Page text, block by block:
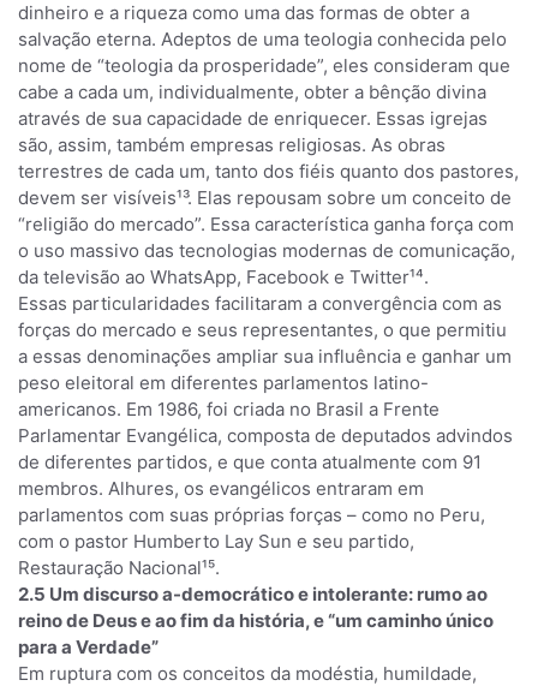
dinheiro e a riqueza como uma das formas de obter a
salvação eterna. Adeptos de uma teologia conhecida pelo
nome de “teologia da prosperidade”, eles consideram que
cabe a cada um, individualmente, obter a bênção divina
através de sua capacidade de enriquecer. Essas igrejas
são, assim, também empresas religiosas. As obras
terrestres de cada um, tanto dos fiéis quanto dos pastores,
devem ser visíveis¹³. Elas repousam sobre um conceito de
“religião do mercado”. Essa característica ganha força com
o uso massivo das tecnologias modernas de comunicação,
da televisão ao WhatsApp, Facebook e Twitter¹⁴.
Essas particularidades facilitaram a convergência com as
forças do mercado e seus representantes, o que permitiu
a essas denominações ampliar sua influência e ganhar um
peso eleitoral em diferentes parlamentos latino-
americanos. Em 1986, foi criada no Brasil a Frente
Parlamentar Evangélica, composta de deputados advindos
de diferentes partidos, e que conta atualmente com 91
membros. Alhures, os evangélicos entraram em
parlamentos com suas próprias forças – como no Peru,
com o pastor Humberto Lay Sun e seu partido,
Restauração Nacional¹⁵.
2.5 Um discurso a-democrático e intolerante: rumo ao
reino de Deus e ao fim da história, e “um caminho único
para a Verdade”
Em ruptura com os conceitos da modéstia, humildade,